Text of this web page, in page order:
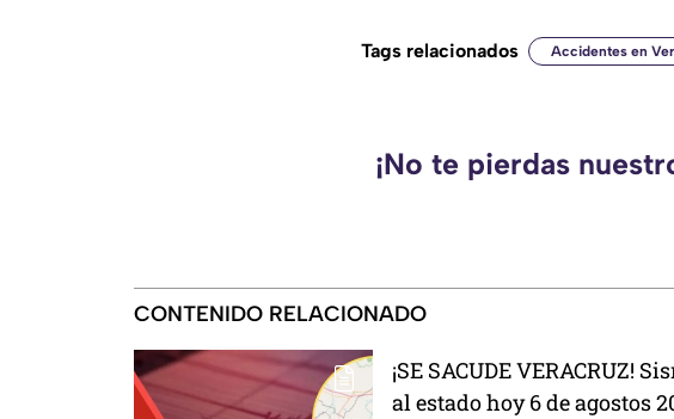
Tags relacionados Accidentes en
¡No te pierdas
CONTENIDO RELACIONADO
¡SE SACUDE VERACRUZ!
al estado hoy 6 de agostos